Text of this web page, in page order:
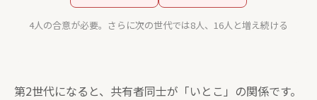
4人の合意が必要。さらに次の世代では8人、16人と増え続ける
第2世代になると、共有者同士が「いとこ」の関係です。